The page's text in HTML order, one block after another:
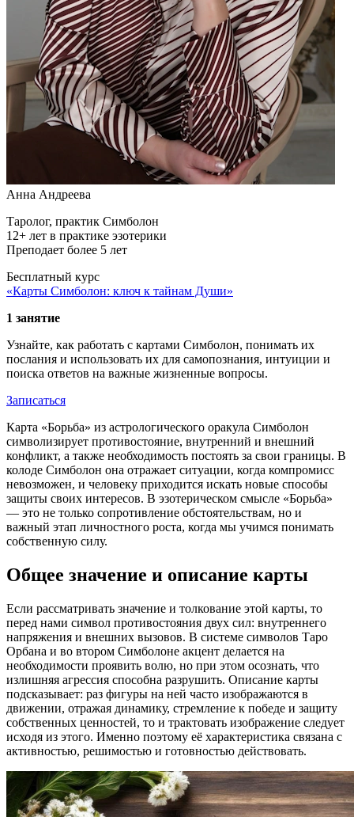
Анна Андреева
Таролог, практик Симболон
12+ лет в практике эзотерики
Преподает более 5 лет
Бесплатный курс
«Карты Симболон: ключ к тайнам Души»
1 занятие
Узнайте, как работать с картами Симболон, понимать их
послания и использовать их для самопознания, интуиции и
поиска ответов на важные жизненные вопросы.
Записаться
Карта «Борьба» из астрологического оракула Симболон
символизирует противостояние, внутренний и внешний
конфликт, а также необходимость постоять за свои границы. В
колоде Симболон она отражает ситуации, когда компромисс
невозможен, и человеку приходится искать новые способы
защиты своих интересов. В эзотерическом смысле «Борьба»
— это не только сопротивление обстоятельствам, но и
важный этап личностного роста, когда мы учимся понимать
собственную силу.
Общее значение и описание карты
Если рассматривать значение и толкование этой карты, то
перед нами символ противостояния двух сил: внутреннего
напряжения и внешних вызовов. В системе символов Таро
Орбана и во втором Симболоне акцент делается на
необходимости проявить волю, но при этом осознать, что
излишняя агрессия способна разрушить. Описание карты
подсказывает: раз фигуры на ней часто изображаются в
движении, отражая динамику, стремление к победе и защиту
собственных ценностей, то и трактовать изображение следует
исходя из этого. Именно поэтому её характеристика связана с
активностью, решимостью и готовностью действовать.